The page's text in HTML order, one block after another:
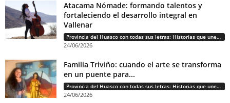
Atacama Nómade: formando talentos y
fortaleciendo el desarrollo integral en
Vallenar
Provincia del Huasco con todas sus letras: Historias que unen cultura, diversidad e identidad
24/06/2026
Familia Triviño: cuando el arte se transforma
en un puente para...
Provincia del Huasco con todas sus letras: Historias que unen cultura, diversidad e identidad
24/06/2026